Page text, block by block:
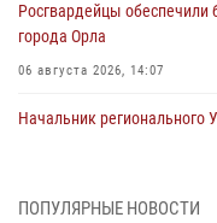
Росгвардейцы обеспечили
города Орла
06 августа 2026, 14:07
Начальник регионального
ПОПУЛЯРНЫЕ НОВОСТИ